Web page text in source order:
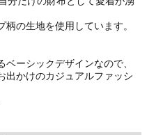
の生地を使用しています。
ーシックデザインなので、
出かけのカジュアルファッシ